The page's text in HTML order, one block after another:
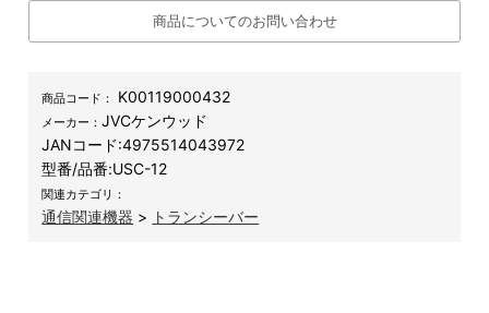
商品についてのお問い合わせ
商品コード： K00119000432
メーカー：JVCケンウッド
JANコード:4975514043972
型番/品番:USC-12
関連カテゴリ：
通信関連機器 > トランシーバー